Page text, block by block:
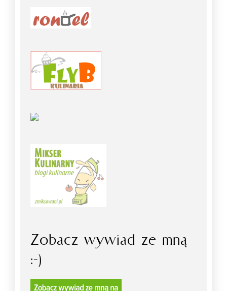
Zobacz wywiad ze mną
:-)